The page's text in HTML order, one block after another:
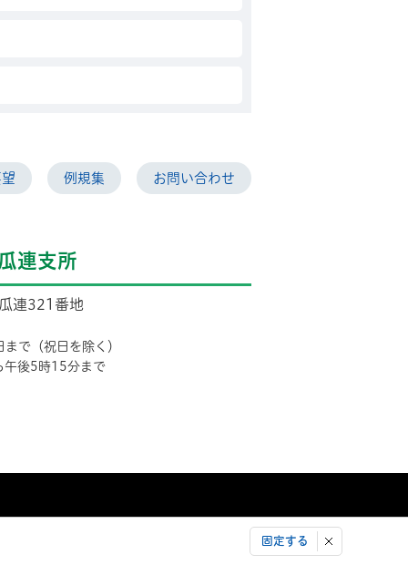
例規集 お問い合わせ
連支所
連321番地
で（祝日を除く）
午後5時15分まで
固定する